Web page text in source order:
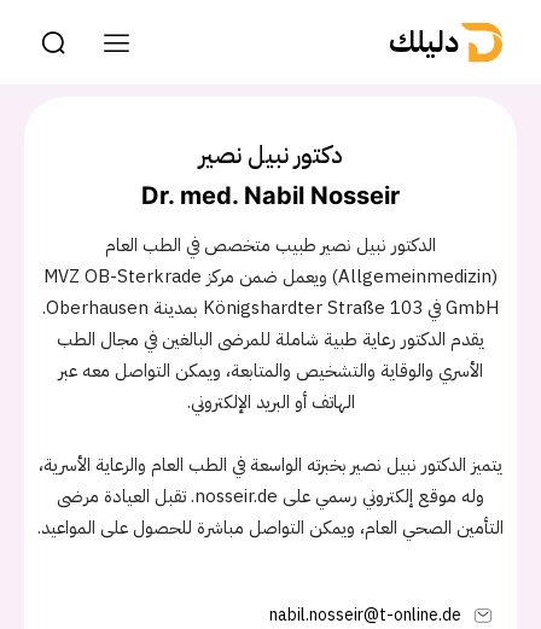
دليلك
دكتور نبيل نصير
Dr. med. Nabil Nosseir
الدكتور نبيل نصير طبيب متخصص في الطب العام
(Allgemeinmedizin) ويعمل ضمن مركز MVZ OB-Sterkrade
GmbH في Königshardter Straße 103 بمدينة Oberhausen.
يقدم الدكتور رعاية طبية شاملة للمرضى البالغين في مجال الطب
الأسري والوقاية والتشخيص والمتابعة، ويمكن التواصل معه عبر
الهاتف أو البريد الإلكتروني.
يتميز الدكتور نبيل نصير بخبرته الواسعة في الطب العام والرعاية الأسرية،
وله موقع إلكتروني رسمي على nosseir.de. تقبل العيادة مرضى
التأمين الصحي العام، ويمكن التواصل مباشرة للحصول على المواعيد.
nabil.nosseir@t-online.de